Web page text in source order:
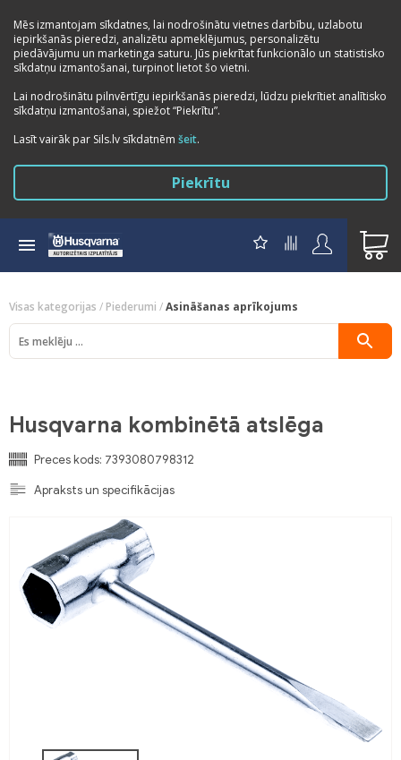
Mēs izmantojam sīkdatnes, lai nodrošinātu vietnes darbību, uzlabotu
iepirkšanās pieredzi, analizētu apmeklējumus, personalizētu
piedāvājumu un marketinga saturu. Jūs piekrītat funkcionālo un statistisko
sīkdatņu izmantošanai, turpinot lietot šo vietni.
Lai nodrošinātu pilnvērtīgu iepirkšanās pieredzi, lūdzu piekrītiet analītisko
sīkdatņu izmantošanai, spiežot “Piekrītu”.
Lasīt vairāk par Sils.lv sīkdatnēm šeit.
Piekrītu
Visas kategorijas / Piederumi /Asināšanas aprīkojums
Husqvarna kombinētā atslēga
Preces kods: 7393080798312
Apraksts un specifikācijas